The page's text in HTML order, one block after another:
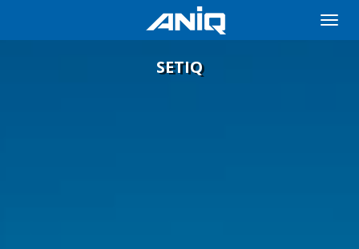
Toggle
SETIQ